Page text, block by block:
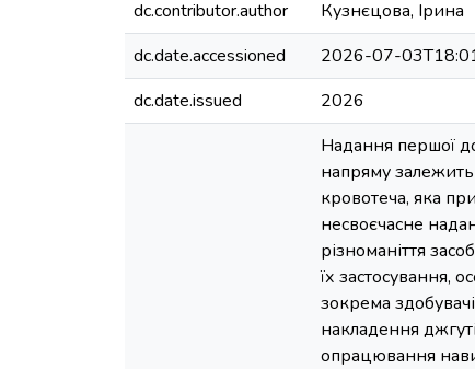
dc.contributor.author
Кузнєцова, Ірина
dc.date.accessioned
2026-07-
dc.date.issued
2026
Надання першої
напряму
кровотеча, яка
несвоєчасне
різноманіття
їх застосування,
зокрема
накладення
опрацювання